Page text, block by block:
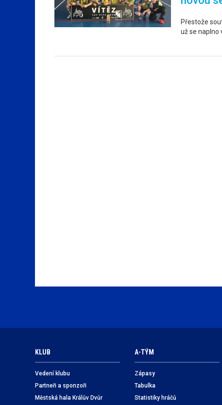
Přestože
už se naplno
KLUB
Vedení klubu
Partneři a sponzoři
Městská hala Králův Dvůr
A-TÝM
Zápasy
Tabulka
Statistiky hráčů